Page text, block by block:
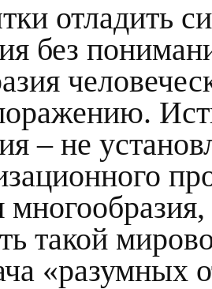
отладить
без
– не
такой
«разумных